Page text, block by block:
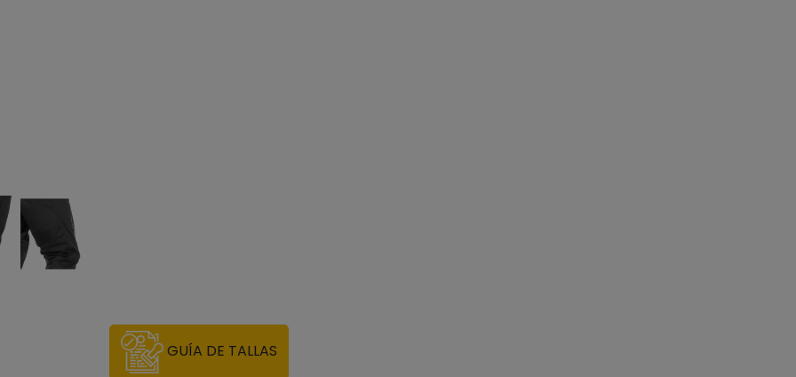
GUÍA DE TALLAS